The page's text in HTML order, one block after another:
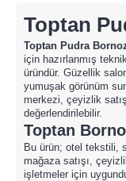
Toptan
Toptan Pudra
için hazırlanmış
üründür. Güzellik
yumuşak görünüm
merkezi, çeyizlik
değerlendirilebilir.
Toptan
Bu ürün; otel tekstili,
mağaza satışı,
işletmeler için